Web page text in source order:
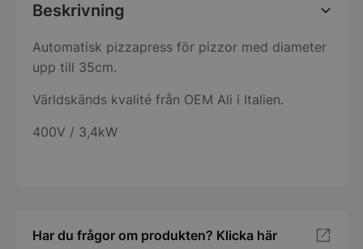
Beskrivning
Automatisk pizzapress för pizzor med diameter
upp till 35cm.
Världskänds kvalité från OEM Ali i Italien.
400V / 3,4kW
Har du frågor om produkten? Klicka här